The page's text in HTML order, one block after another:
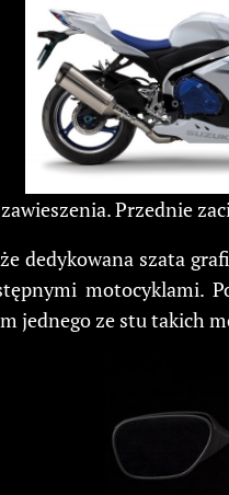
Przednie
dedykowana szata
motocyklami.
jednego ze stu takich